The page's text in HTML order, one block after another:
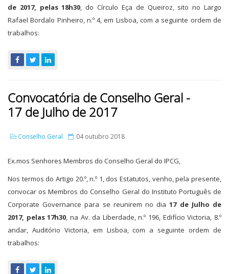
de 2017, pelas 18h30, do Círculo Eça de Queiroz, sito no Largo
Rafael Bordalo Pinheiro, n.º 4, em Lisboa, com a seguinte ordem de
trabalhos:
Convocatória de Conselho Geral -
17 de Julho de 2017
Conselho Geral 04 outubro 2018
Ex.mos Senhores Membros do Conselho Geral do IPCG,
Nos termos do Artigo 20.º, n.º 1, dos Estatutos, venho, pela presente,
convocar os Membros do Conselho Geral do Instituto Português de
Corporate Governance para se reunirem no dia17 de Julho de
2017, pelas 17h30, na Av. da Liberdade, n.º 196, Edifício Victoria, 8.º
andar, Auditório Victoria, em Lisboa, com a seguinte ordem de
trabalhos: